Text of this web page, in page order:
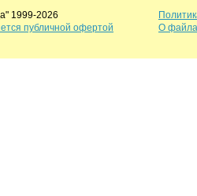
1999-2026
публичной офертой
О